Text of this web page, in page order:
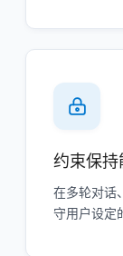
约束保持
在多轮对话
守用户设定